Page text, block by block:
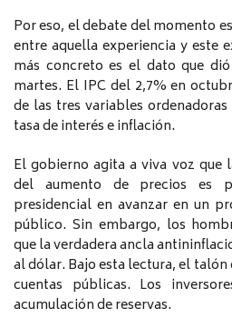
Por eso, el debate del momento
entre aquella experiencia y este
más concreto es el dato que
martes. El IPC del 2,7% en
de las tres variables
tasa de interés e inflación.
El gobierno agita a viva voz que
del aumento de precios es
presidencial en avanzar en un
público. Sin embargo, los
que la verdadera ancla
al dólar. Bajo esta lectura, el talón
cuentas públicas. Los
acumulación de reservas.